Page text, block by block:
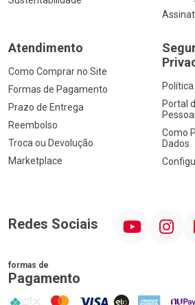
Atendimento
Como Comprar no Site
Formas de Pagamento
Prazo de Entrega
Reembolso
Troca ou Devolução
Marketplace
Portal
Como
Dados
Redes Sociais
formas de
Pagamento
PIX MasterCard
VISA ELO AMEX NuPay